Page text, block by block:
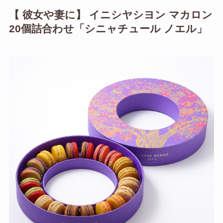
【 彼女や妻に】 イニシヤシヨン マカロン
20個詰合わせ「シニャチュール ノエル」